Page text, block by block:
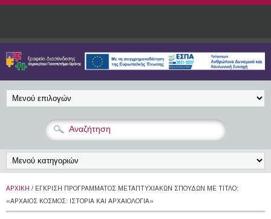
Παράκαμψη προς το κυρίως περιεχόμενο
ΑΡΧΙΚΉ / ΈΓΚΡΙΣΗ ΠΡΟΓΡΆΜΜΑΤΟΣ ΜΕΤΑΠΤΥΧΙΑΚΏΝ ΣΠΟΥΔΏΝ ΜΕ ΤΊΤΛΟ:
«ΑΡΧΑΊΟΣ ΚΌΣΜΟΣ: ΙΣΤΟΡΊΑ ΚΑΙ ΑΡΧΑΙΟΛΟΓΊΑ»